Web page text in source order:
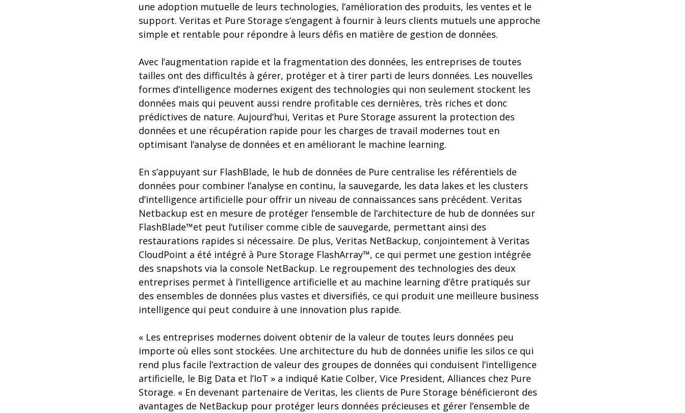
une adoption mutuelle de leurs technologies, l’amélioration des produits, les ventes et le
support. Veritas et Pure Storage s’engagent à fournir à leurs clients mutuels une approche
simple et rentable pour répondre à leurs défis en matière de gestion de données.
Avec l’augmentation rapide et la fragmentation des données, les entreprises de toutes
tailles ont des difficultés à gérer, protéger et à tirer parti de leurs données. Les nouvelles
formes d’intelligence modernes exigent des technologies qui non seulement stockent les
données mais qui peuvent aussi rendre profitable ces dernières, très riches et donc
prédictives de nature. Aujourd’hui, Veritas et Pure Storage assurent la protection des
données et une récupération rapide pour les charges de travail modernes tout en
optimisant l’analyse de données et en améliorant le machine learning.
En s’appuyant sur FlashBlade, le hub de données de Pure centralise les référentiels de
données pour combiner l’analyse en continu, la sauvegarde, les data lakes et les clusters
d’intelligence artificielle pour offrir un niveau de connaissances sans précédent. Veritas
Netbackup est en mesure de protéger l’ensemble de l’architecture de hub de données sur
FlashBlade™et peut l’utiliser comme cible de sauvegarde, permettant ainsi des
restaurations rapides si nécessaire. De plus, Veritas NetBackup, conjointement à Veritas
CloudPoint a été intégré à Pure Storage FlashArray™, ce qui permet une gestion intégrée
des snapshots via la console NetBackup. Le regroupement des technologies des deux
entreprises permet à l’intelligence artificielle et au machine learning d’être pratiqués sur
des ensembles de données plus vastes et diversifiés, ce qui produit une meilleure business
intelligence qui peut conduire à une innovation plus rapide.
« Les entreprises modernes doivent obtenir de la valeur de toutes leurs données peu
importe où elles sont stockées. Une architecture du hub de données unifie les silos ce qui
rend plus facile l’extraction de valeur des groupes de données qui conduisent l’intelligence
artificielle, le Big Data et l’IoT » a indiqué Katie Colber, Vice President, Alliances chez Pure
Storage. « En devenant partenaire de Veritas, les clients de Pure Storage bénéficieront des
avantages de NetBackup pour protéger leurs données précieuses et gérer l’ensemble de